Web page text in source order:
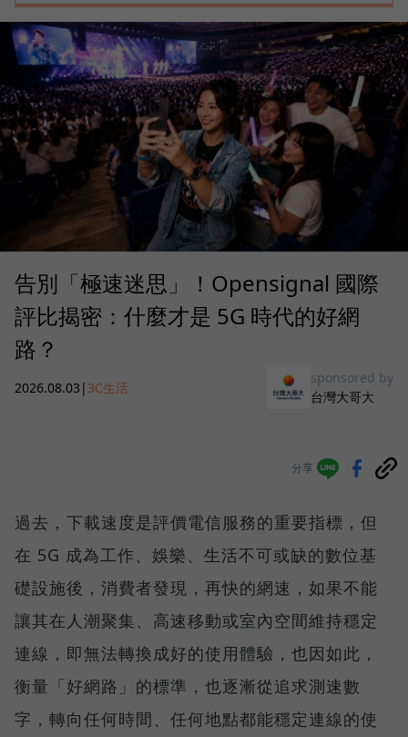
告別「極速迷思」！Opensignal 國際
評比揭密：什麼才是 5G 時代的好網
路？
2026.08.03 | 3C生活
sponsored by
台灣大哥大
分享
過去，下載速度是評價電信服務的重要指標，但
在 5G 成為工作、娛樂、生活不可或缺的數位基
礎設施後，消費者發現，再快的網速，如果不能
讓其在人潮聚集、高速移動或室內空間維持穩定
連線，即無法轉換成好的使用體驗，也因如此，
衡量「好網路」的標準，也逐漸從追求測速數
字，轉向任何時間、任何地點都能穩定連線的使